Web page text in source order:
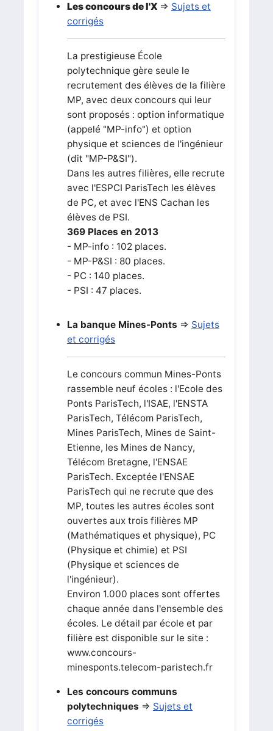
Les concours de l'X => Sujets et
corrigés
La prestigieuse École
polytechnique gère seule le
recrutement des élèves de la filière
MP, avec deux concours qui leur
sont proposés : option informatique
(appelé "MP-info") et option
physique et sciences de l'ingénieur
(dit "MP-P&SI").
Dans les autres filières, elle recrute
avec l'ESPCI ParisTech les élèves
de PC, et avec l'ENS Cachan les
élèves de PSI.
369 Places en 2013
- MP-info : 102 places.
- MP-P&SI : 80 places.
- PC : 140 places.
- PSI : 47 places.
La banque Mines-Ponts => Sujets
et corrigés
Le concours commun Mines-Ponts
rassemble neuf écoles : l'Ecole des
Ponts ParisTech, l'ISAE, l'ENSTA
ParisTech, Télécom ParisTech,
Mines ParisTech, Mines de Saint-
Etienne, les Mines de Nancy,
Télécom Bretagne, l'ENSAE
ParisTech. Exceptée l'ENSAE
ParisTech qui ne recrute que des
MP, toutes les autres écoles sont
ouvertes aux trois filières MP
(Mathématiques et physique), PC
(Physique et chimie) et PSI
(Physique et sciences de
l'ingénieur).
Environ 1.000 places sont offertes
chaque année dans l'ensemble des
écoles. Le détail par école et par
filière est disponible sur le site :
www.concours-
minesponts.telecom-paristech.fr
Les concours communs
polytechniques => Sujets et
corrigés